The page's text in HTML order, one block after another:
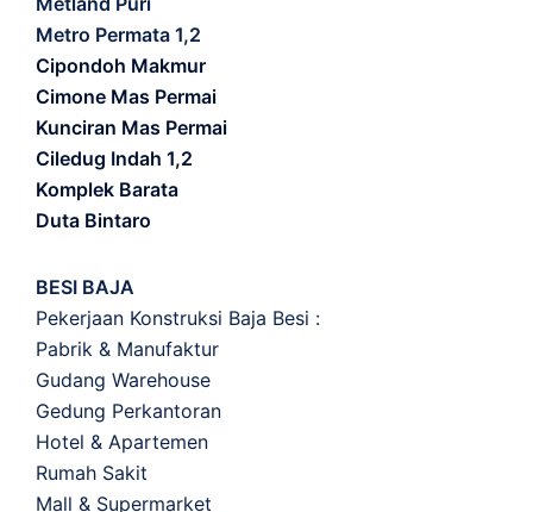
Metro Permata 1,2
Cipondoh Makmur
Cimone Mas Permai
Kunciran Mas Permai
Ciledug Indah 1,2
Komplek Barata
Duta Bintaro
BESI BAJA
Pekerjaan Konstruksi Baja Besi :
Pabrik & Manufaktur
Gudang Warehouse
Gedung Perkantoran
Hotel & Apartemen
Rumah Sakit
Mall & Supermarket